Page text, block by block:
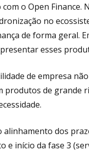
o Open
no
de forma geral.
esses
de empresa
produtos de grande
dos
e início da fase 3